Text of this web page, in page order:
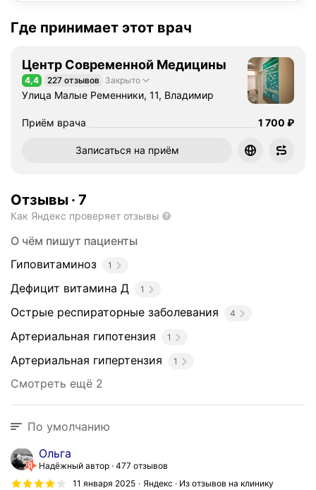
Где принимает этот врач
Центр Современной Медицины
Рейтинг 4,4 из 5
4,4 227 отзывов Закрыто
Улица Малые Ременники, 11, Владимир
Приём врача Цена
1700
1 700 ₽
Записаться на приём
Отзывы · 7
Как Яндекс проверяет отзывы
О чём пишут пациенты
Гиповитаминоз
1
Дефицит витамина Д 1
Острые респираторные заболевания 4
Артериальная гипотензия 1
Артериальная гипертензия 1
Смотреть ещё 2
По умолчанию
Ольга
Надёжный автор 477 отзывов
11 января 2025
Яндекс · Из отзывов на клинику